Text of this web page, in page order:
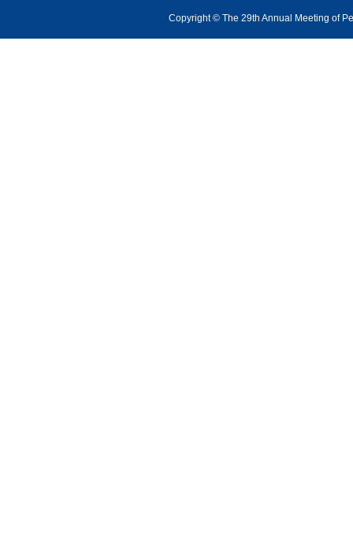
Copyright © The 29th Annual Meeting of